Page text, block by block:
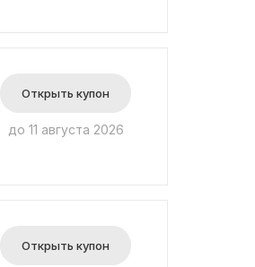
Открыть купон
до 11 августа 2026
Открыть купон